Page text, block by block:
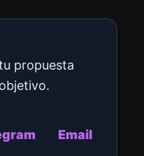
propuesta
Email